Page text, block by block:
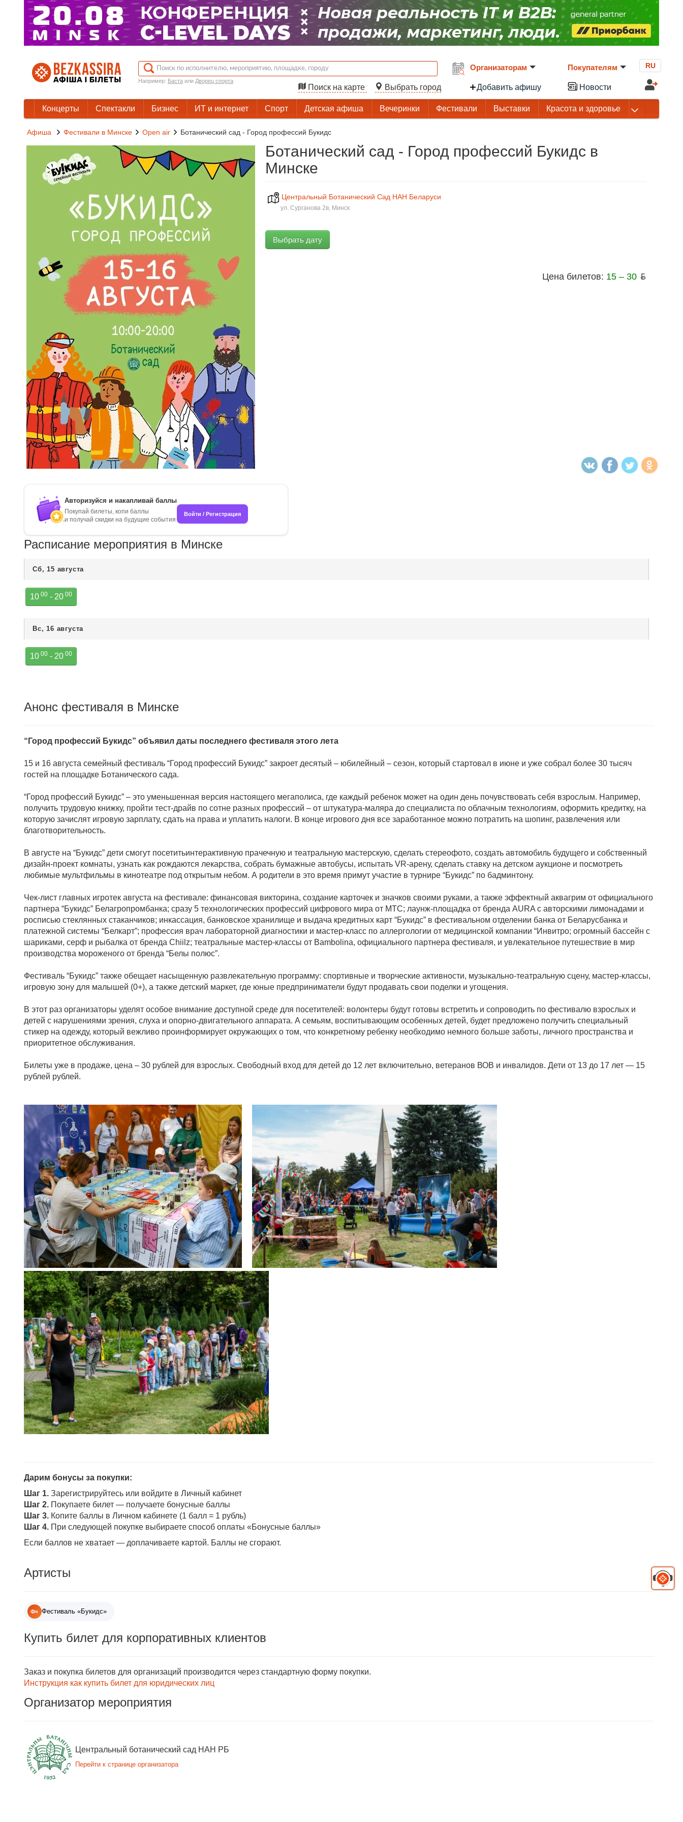
Например: Бастаили Дворец спорта
Поиск на карте Выбрать город
Организаторам
Добавить афишу
Покупателям
Новости
RU
Концерты Спектакли Бизнес ИТ и интернет Спорт Детская афиша Вечеринки Фестивали Выставки Красота и здоровье
Афиша Фестивали в Минске Open air Ботанический сад - Город профессий Букидс
Ботанический сад - Город профессий Букидс в
Минске
Центральный Ботанический Сад НАН Беларуси
ул. Сурганова 2в, Минск
Выбрать дату
Цена билетов: 15 – 30 ƃ
Авторизуйся и накапливай баллы
Покупай билеты, копи баллы
и получай скидки на будущие события
Войти / Регистрация
Расписание мероприятия в Минске
Сб, 15 августа
10 00 - 20 00
Вс, 16 августа
10 00 - 20 00
Анонс фестиваля в Минске
“Город профессий Букидс” объявил даты последнего фестиваля этого лета
15 и 16 августа семейный фестиваль “Город профессий Букидс” закроет десятый – юбилейный – сезон, который стартовал в июне и уже собрал более 30 тысяч
гостей на площадке Ботанического сада.
“Город профессий Букидс” – это уменьшенная версия настоящего мегаполиса, где каждый ребенок может на один день почувствовать себя взрослым. Например,
получить трудовую книжку, пройти тест-драйв по сотне разных профессий – от штукатура-маляра до специалиста по облачным технологиям, оформить кредитку, на
которую зачислят игровую зарплату, сдать на права и уплатить налоги. В конце игрового дня все заработанное можно потратить на шопинг, развлечения или
благотворительность.
В августе на “Букидс” дети смогут посетитьинтерактивную прачечную и театральную мастерскую, сделать стереофото, создать автомобиль будущего и собственный
дизайн-проект комнаты, узнать как рождаются лекарства, собрать бумажные автобусы, испытать VR-арену, сделать ставку на детском аукционе и посмотреть
любимые мультфильмы в кинотеатре под открытым небом. А родители в это время примут участие в турнире “Букидс” по бадминтону.
Чек-лист главных игротек августа на фестивале: финансовая викторина, создание карточек и значков своими руками, а также эффектный аквагрим от официального
партнера “Букидс” Белагропромбанка; сразу 5 технологических профессий цифрового мира от МТС; лаунж-площадка от бренда AURA с авторскими лимонадами и
росписью стеклянных стаканчиков; инкассация, банковское хранилище и выдача кредитных карт “Букидс” в фестивальном отделении банка от Беларусбанка и
платежной системы “Белкарт”; профессия врач лабораторной диагностики и мастер-класс по аллергологии от медицинской компании “Инвитро; огромный бассейн с
шариками, серф и рыбалка от бренда Chiilz; театральные мастер-классы от Bambolina, официального партнера фестиваля, и увлекательное путешествие в мир
производства мороженого от бренда “Белы полюс”.
Фестиваль “Букидс” также обещает насыщенную развлекательную программу: спортивные и творческие активности, музыкально-театральную сцену, мастер-классы,
игровую зону для малышей (0+), а также детский маркет, где юные предприниматели будут продавать свои поделки и угощения.
В этот раз организаторы уделят особое внимание доступной среде для посетителей: волонтеры будут готовы встретить и сопроводить по фестивалю взрослых и
детей с нарушениями зрения, слуха и опорно-двигательного аппарата. А семьям, воспитывающим особенных детей, будет предложено получить специальный
стикер на одежду, который вежливо проинформирует окружающих о том, что конкретному ребенку необходимо немного больше заботы, личного пространства и
приоритетное обслуживания.
Билеты уже в продаже, цена – 30 рублей для взрослых. Свободный вход для детей до 12 лет включительно, ветеранов ВОВ и инвалидов. Дети от 13 до 17 лет — 15
рублей рублей.
Дарим бонусы за покупки:
Шаг 1. Зарегистрируйтесь или войдите в Личный кабинет
Шаг 2. Покупаете билет — получаете бонусные баллы
Шаг 3. Копите баллы в Личном кабинете (1 балл = 1 рубль)
Шаг 4. При следующей покупке выбираете способ оплаты «Бонусные баллы»
Если баллов не хватает — доплачиваете картой. Баллы не сгорают.
Артисты
Ф« Фестиваль «Букидс»
Купить билет для корпоративных клиентов
Заказ и покупка билетов для организаций производится через стандартную форму покупки.
Инструкция как купить билет для юридических лиц
Организатор мероприятия
Центральный ботанический сад НАН РБ
Перейти к странице организатора